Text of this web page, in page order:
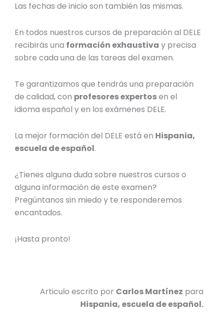
Las fechas de inicio son también las mismas.
En todos nuestros cursos de preparación al DELE
recibirás una formación exhaustiva y precisa
sobre cada una de las tareas del examen.
Te garantizamos que tendrás una preparación
de calidad, con profesores expertosen el
idioma español y en los exámenes DELE.
La mejor formación del DELE está en Hispania,
escuela de español.
¿Tienes alguna duda sobre nuestros cursos o
alguna información de este examen?
Pregúntanos sin miedo y te responderemos
encantados.
¡Hasta pronto!
Articulo escrito por Carlos Martínez para
Hispania, escuela de español.